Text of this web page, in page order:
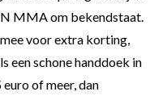
MMA om bekendstaat.
voor extra korting,
een schone handdoek in
of meer, dan